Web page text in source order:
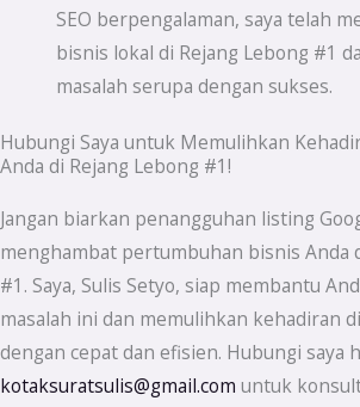
SEO berpengalaman, saya telah
bisnis lokal di Rejang Lebong #1
masalah serupa dengan sukses.
Hubungi Saya untuk Memulihkan
Anda di Rejang Lebong #1!
Jangan biarkan penangguhan listing
menghambat pertumbuhan bisnis Anda
#1. Saya, Sulis Setyo, siap membantu
masalah ini dan memulihkan kehadiran
dengan cepat dan efisien. Hubungi saya
kotaksuratsulis@gmail.com untuk